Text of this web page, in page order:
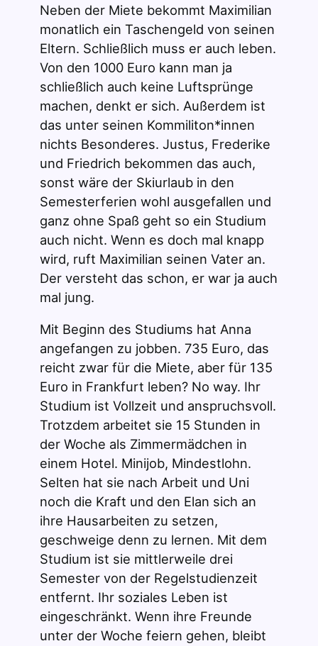
Neben der Miete bekommt Maximilian
monatlich ein Taschengeld von seinen
Eltern. Schließlich muss er auch leben.
Von den 1000 Euro kann man ja
schließlich auch keine Luftsprünge
machen, denkt er sich. Außerdem ist
das unter seinen Kommiliton*innen
nichts Besonderes. Justus, Frederike
und Friedrich bekommen das auch,
sonst wäre der Skiurlaub in den
Semesterferien wohl ausgefallen und
ganz ohne Spaß geht so ein Studium
auch nicht. Wenn es doch mal knapp
wird, ruft Maximilian seinen Vater an.
Der versteht das schon, er war ja auch
mal jung.
Mit Beginn des Studiums hat Anna
angefangen zu jobben. 735 Euro, das
reicht zwar für die Miete, aber für 135
Euro in Frankfurt leben? No way. Ihr
Studium ist Vollzeit und anspruchsvoll.
Trotzdem arbeitet sie 15 Stunden in
der Woche als Zimmermädchen in
einem Hotel. Minijob, Mindestlohn.
Selten hat sie nach Arbeit und Uni
noch die Kraft und den Elan sich an
ihre Hausarbeiten zu setzen,
geschweige denn zu lernen. Mit dem
Studium ist sie mittlerweile drei
Semester von der Regelstudienzeit
entfernt. Ihr soziales Leben ist
eingeschränkt. Wenn ihre Freunde
unter der Woche feiern gehen, bleibt